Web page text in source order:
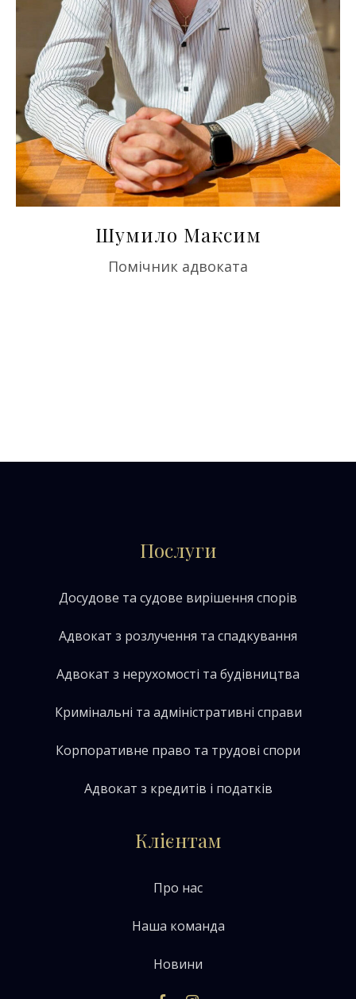
Шумило Максим
Помічник адвоката
Послуги
Досудове та судове вирішення спорів
Адвокат з розлучення та спадкування
Адвокат з нерухомості та будівництва
Кримінальні та адміністративні справи
Корпоративне право та трудові спори
Адвокат з кредитів і податків
Клієнтам
Про нас
Наша команда
Новини